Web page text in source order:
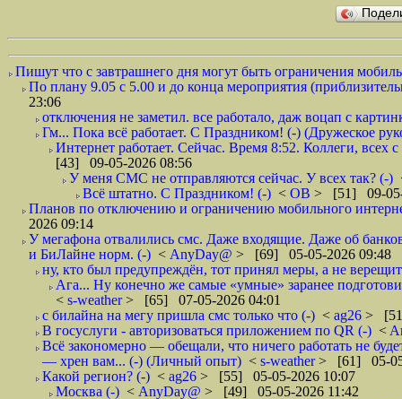
Пишут что с завтрашнего дня могут быть ограничения
По плану 9.05 с 5.00 и до конца мероприятия
23:06
отключения не заметил. все работало, даж воцап с
Гм... Пока всё работает. С Праздником! (-) (Дружеское
Интернет работает. Сейчас. Время 8:52. Коллеги,
[43] 09-05-2026 08:56
У меня СМС не отправляются сейчас. У всех так? (-)
Всё штатно. С Праздником! (-) < ОВ > [51] 09-05-
Планов по отключению и ограничению мобильного
2026 09:14
У мегафона отвалились смс. Даже входящие. Даже об
и БиЛайне норм. (-) < AnyDay@ > [69] 05-05-2026 09:48
ну, кто был предупреждён, тот принял меры, а не
Ага... Ну конечно же самые «умные» заранее
< s-weather> [65] 07-05-2026 04:01
с билайна на мегу пришла смс только что (-) < ag26 >
В госуслуги - авторизоваться приложением по QR (-) <
Всё закономерно — обещали, что ничего работать не
— хрен вам... (-) (Личный опыт) < s-weather> [61] 05-
Какой регион? (-) < ag26 > [55] 05-05-2026 10:07
Москва (-) < AnyDay@ > [49] 05-05-2026 11:42